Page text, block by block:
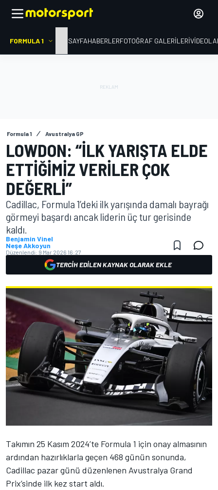
FORMULA 1 ANA SAYFAHABERLERFOTOĞRAF GALERILERI
Formula 1 Avustralya GP
LOWDON: “İLK YARIŞTA ELDE
ETTIĞIMIZ VERILER ÇOK
DEĞERLI”
Cadillac, Formula 1’deki ilk yarışında damalı bayrağı
görmeyi başardı ancak liderin üç tur gerisinde
kaldı.
Benjamin Vinel
Neşe Akkoyun
Düzenlendi: 9 Mar 2026 16:27
TERCIH EDILEN KAYNAK OLARAK EKLE
Takımın 25 Kasım 2024’te Formula 1 için onay almasının
ardından hazırlıklarla geçen 468 günün sonunda,
Cadillac pazar günü düzenlenen Avustralya Grand
Prix’sinde ilk kez start aldı.